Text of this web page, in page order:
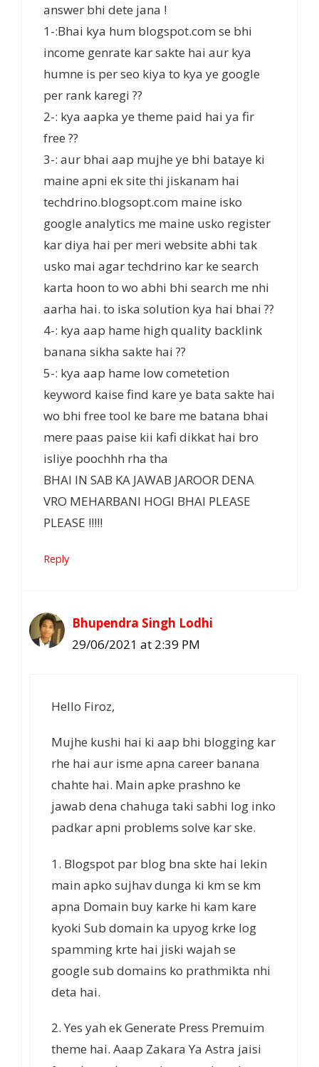
answer bhi dete jana !
1-:Bhai kya hum blogspot.com se bhi
income genrate kar sakte hai aur kya
humne is per seo kiya to kya ye google
per rank karegi ??
2-: kya aapka ye theme paid hai ya fir
free ??
3-: aur bhai aap mujhe ye bhi bataye ki
maine apni ek site thi jiskanam hai
techdrino.blogsopt.com maine isko
google analytics me maine usko register
kar diya hai per meri website abhi tak
usko mai agar techdrino kar ke search
karta hoon to wo abhi bhi search me nhi
aarha hai. to iska solution kya hai bhai ??
4-: kya aap hame high quality backlink
banana sikha sakte hai ??
5-: kya aap hame low cometetion
keyword kaise find kare ye bata sakte hai
wo bhi free tool ke bare me batana bhai
mere paas paise kii kafi dikkat hai bro
isliye poochhh rha tha
BHAI IN SAB KA JAWAB JAROOR DENA
VRO MEHARBANI HOGI BHAI PLEASE
PLEASE !!!!!
Reply
Bhupendra Singh Lodhi
29/06/2021 at 2:39 PM
Hello Firoz,
Mujhe kushi hai ki aap bhi blogging kar
rhe hai aur isme apna career banana
chahte hai. Main apke prashno ke
jawab dena chahuga taki sabhi log inko
padkar apni problems solve kar ske.
1. Blogspot par blog bna skte hai lekin
main apko sujhav dunga ki km se km
apna Domain buy karke hi kam kare
kyoki Sub domain ka upyog krke log
spamming krte hai jiski wajah se
google sub domains ko prathmikta nhi
deta hai.
2. Yes yah ek Generate Press Premuim
theme hai. Aaap Zakara Ya Astra jaisi